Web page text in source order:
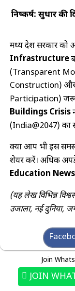
निष्कर्ष: सुधार की
मध्य प्रदेश सरकार को
Infrastructure
(Transparent
Construction) और
Participation)
Buildings Crisis
(India@2047) का
क्या आप भी इस
शेयर करें। अधिक
Education News
(यह लेख विभिन्न
उजाला, नई दुनिया,
Join
JOIN